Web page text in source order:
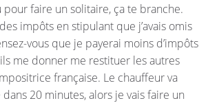
pour faire un solitaire, ça te branche.
impôts en stipulant que j’avais omis
vous que je payerai moins d’impôts
me donner me restituer les autres
française. Le chauffeur va
20 minutes, alors je vais faire un